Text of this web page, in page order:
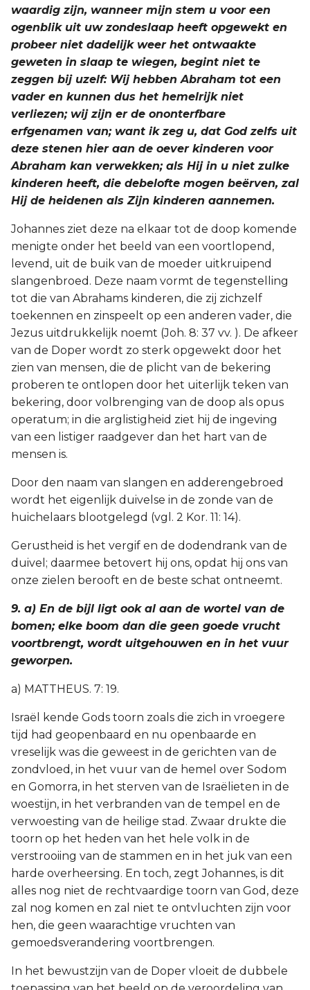
waardig zijn, wanneer mijn stem u voor een
ogenblik uit uw zondeslaap heeft opgewekt en
probeer niet dadelijk weer het ontwaakte
geweten in slaap te wiegen, begint niet te
zeggen bij uzelf: Wij hebben Abraham tot een
vader en kunnen dus het hemelrijk niet
verliezen; wij zijn er de ononterfbare
erfgenamen van; want ik zeg u, dat God zelfs uit
deze stenen hier aan de oever kinderen voor
Abraham kan verwekken; als Hij in u niet zulke
kinderen heeft, die debelofte mogen beërven, zal
Hij de heidenen als Zijn kinderen aannemen.
Johannes ziet deze na elkaar tot de doop komende
menigte onder het beeld van een voortlopend,
levend, uit de buik van de moeder uitkruipend
slangenbroed. Deze naam vormt de tegenstelling
tot die van Abrahams kinderen, die zij zichzelf
toekennen en zinspeelt op een anderen vader, die
Jezus uitdrukkelijk noemt (Joh. 8: 37 vv. ). De afkeer
van de Doper wordt zo sterk opgewekt door het
zien van mensen, die de plicht van de bekering
proberen te ontlopen door het uiterlijk teken van
bekering, door volbrenging van de doop als opus
operatum; in die arglistigheid ziet hij de ingeving
van een listiger raadgever dan het hart van de
mensen is.
Door den naam van slangen en adderengebroed
wordt het eigenlijk duivelse in de zonde van de
huichelaars blootgelegd (vgl. 2 Kor. 11: 14).
Gerustheid is het vergif en de dodendrank van de
duivel; daarmee betovert hij ons, opdat hij ons van
onze zielen berooft en de beste schat ontneemt.
9. a) En de bijl ligt ook al aan de wortel van de
bomen; elke boom dan die geen goede vrucht
voortbrengt, wordt uitgehouwen en in het vuur
geworpen.
a) MATTHEUS. 7: 19.
Israël kende Gods toorn zoals die zich in vroegere
tijd had geopenbaard en nu openbaarde en
vreselijk was die geweest in de gerichten van de
zondvloed, in het vuur van de hemel over Sodom
en Gomorra, in het sterven van de Israëlieten in de
woestijn, in het verbranden van de tempel en de
verwoesting van de heilige stad. Zwaar drukte die
toorn op het heden van het hele volk in de
verstrooiing van de stammen en in het juk van een
harde overheersing. En toch, zegt Johannes, is dit
alles nog niet de rechtvaardige toorn van God, deze
zal nog komen en zal niet te ontvluchten zijn voor
hen, die geen waarachtige vruchten van
gemoedsverandering voortbrengen.
In het bewustzijn van de Doper vloeit de dubbele